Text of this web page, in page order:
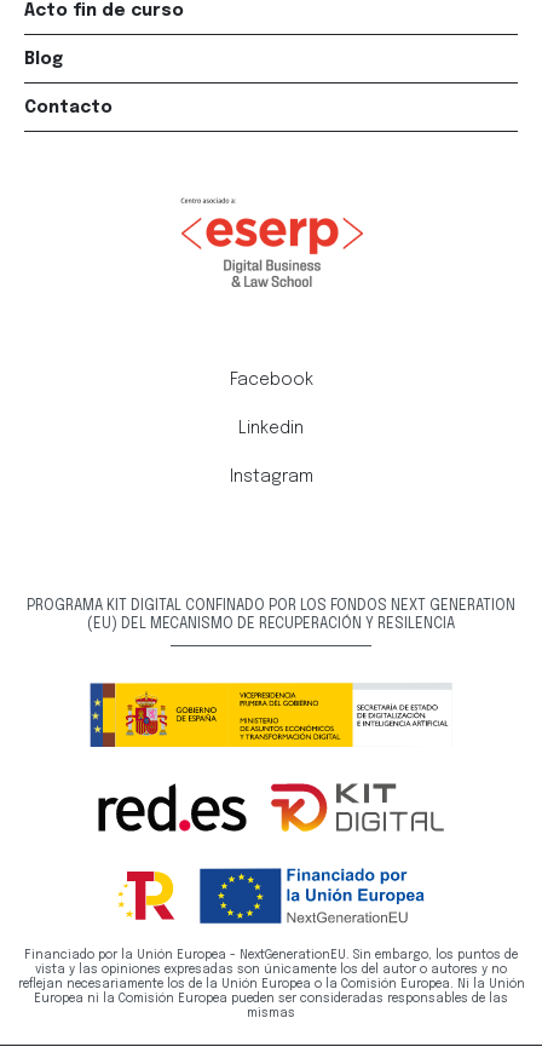
Acto fin de curso
Blog
Contacto
Facebook
Linkedin
Instagram
PROGRAMA KIT DIGITAL CONFINADO POR LOS FONDOS NEXT GENERATION
(EU) DEL MECANISMO DE RECUPERACIÓN Y RESILENCIA
Financiado por la Unión Europea - NextGenerationEU. Sin embargo, los puntos de
vista y las opiniones expresadas son únicamente los del autor o autores y no
reflejan necesariamente los de la Unión Europea o la Comisión Europea. Ni la Unión
Europea ni la Comisión Europea pueden ser consideradas responsables de las
mismas